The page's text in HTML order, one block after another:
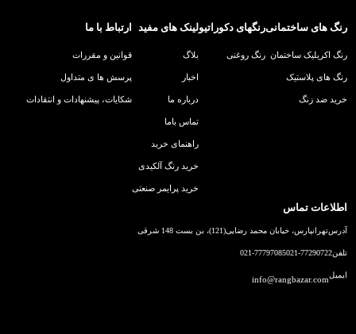
رنگ های ساختمانی
رنگ اکریلیک ساختمان
رنگ های پلاستیک
خرید ضد زنگ
رنگهای دکوراتیو
رنگ روغنی
لینک های مفید
بلاگ
اخبار
درباره ما
تماس باما
راهنمای خرید
خرید رنگ آلکیدی
خرید پرایمر صنعتی
ارتباط با ما
قوانین و مقررات
پرسش ها ی متداول
شکایات، پیشنهادات و انتقادات
اطلاعات تماس
آدرستهرانپارس، خیابان محمد رضایی(121)، بن بست 148 شرقی
تلفن021-77290722
021-77797085
ایمیلinfo@rangbazar.com